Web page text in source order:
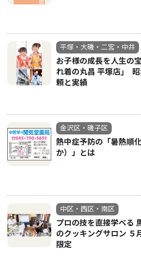
平塚・大磯・二宮・中井
お子様の成長を人生の
れ着の丸昌 平塚店｣ 昭
頼と実績
金沢区・磯子区
熱中症予防の「暑熱順
か）」とは
中区・西区・南区
プロの技を直接学べる
のクッキングサロン ５
限定